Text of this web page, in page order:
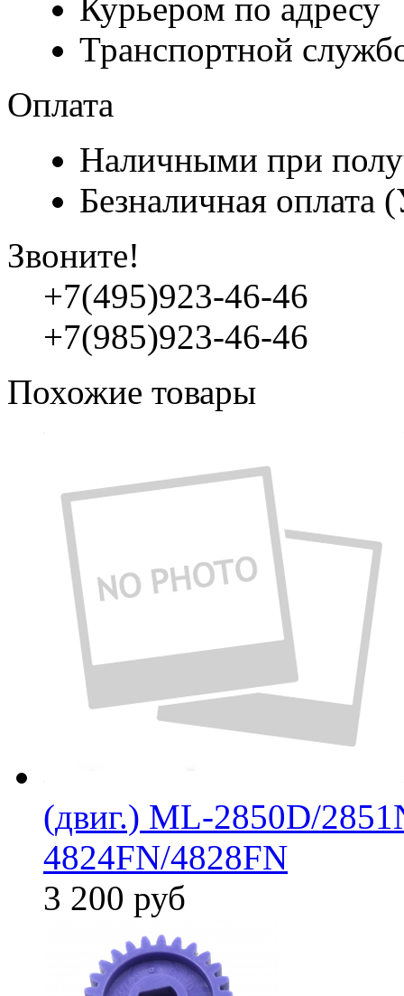
Курьером по адресу
Транспортной
Оплата
Наличными при
Безналичная
Звоните!
+7(495)923-46-46
+7(985)923-46-46
Похожие товары
(двиг.) ML-2850D/
4824FN/4828FN
3 200 руб